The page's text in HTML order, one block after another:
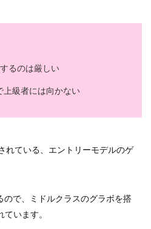
るのは厳しい
上級者には向かない
れている、エントリーモデルのゲ
で、ミドルクラスのグラボを搭
います。